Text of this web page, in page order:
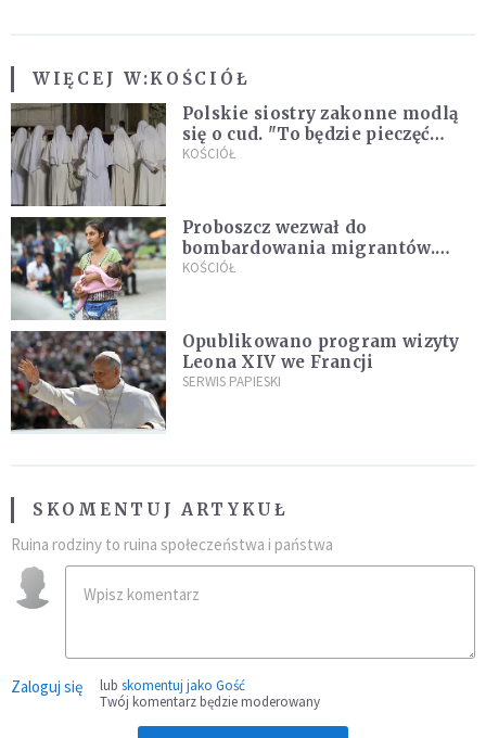
WIĘCEJ W:KOŚCIÓŁ
Polskie siostry zakonne modlą
się o cud. "To będzie pieczęć
Pana Boga dla naszej wiary"
KOŚCIÓŁ
Proboszcz wezwał do
bombardowania migrantów.
"Masowy ogień przeciwko
KOŚCIÓŁ
Opublikowano program wizyty
Leona XIV we Francji
SERWIS PAPIESKI
SKOMENTUJ ARTYKUŁ
Ruina rodziny to ruina społeczeństwa i państwa
Zaloguj się lub skomentuj jako Gość
Twój komentarz będzie moderowany